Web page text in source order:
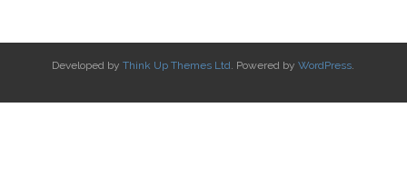
Developed byThink Up Themes Ltd. Powered byWordPress.